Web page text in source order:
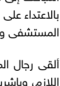
بالاعتداء
المستشفى
ألقى رجال
اللازم،